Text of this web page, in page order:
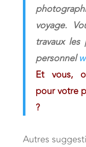
voyage.
travaux
personnel
Et vous,
pour votre
?
Autres